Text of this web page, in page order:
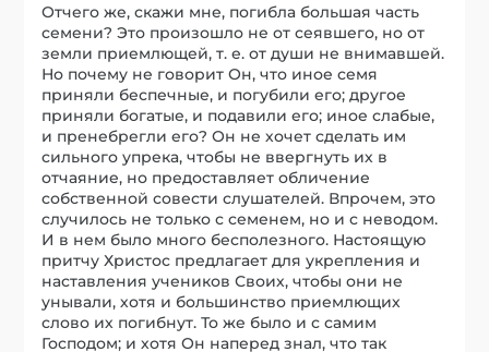
Отчего же, скажи мне, погибла большая часть
семени? Это произошло не от сеявшего, но от
земли приемлющей, т. е. от души не внимавшей.
Но почему не говорит Он, что иное семя
приняли беспечные, и погубили его; другое
приняли богатые, и подавили его; иное слабые,
и пренебрегли его? Он не хочет сделать им
сильного упрека, чтобы не ввергнуть их в
отчаяние, но предоставляет обличение
собственной совести слушателей. Впрочем, это
случилось не только с семенем, но и с неводом.
И в нем было много бесполезного. Настоящую
притчу Христос предлагает для укрепления и
наставления учеников Своих, чтобы они не
унывали, хотя и большинство приемлющих
слово их погибнут. То же было и с самим
Господом; и хотя Он наперед знал, что так